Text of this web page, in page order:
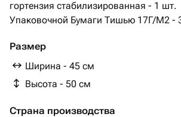
гортензия стабилизированная - 1 шт.
Упаковочной Бумаги Тишью 17Г/М2 -
Размер
Ширина - 45 см
Высота - 50 см
Страна производства